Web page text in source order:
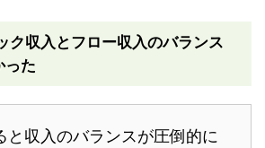
ク収入とフロー収入のバランス
った
と収入のバランスが圧倒的に